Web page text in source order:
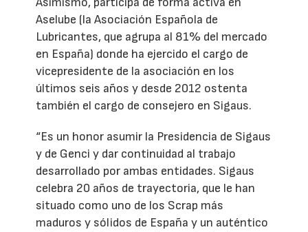
Aselube (la Asociación Española de
Lubricantes, que agrupa al 81% del mercado
en España) donde ha ejercido el cargo de
vicepresidente de la asociación en los
últimos seis años y desde 2012 ostenta
también el cargo de consejero en Sigaus.
“Es un honor asumir la Presidencia de Sigaus
y de Genci y dar continuidad al trabajo
desarrollado por ambas entidades. Sigaus
celebra 20 años de trayectoria, que le han
situado como uno de los Scrap más
maduros y sólidos de España y un auténtico